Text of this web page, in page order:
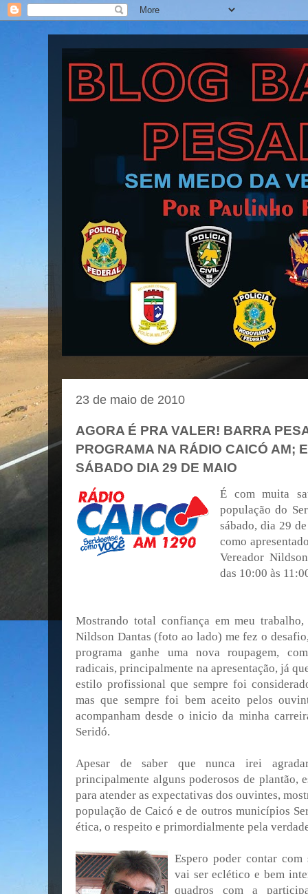
Blog Barra Pesada
23 de maio de 2010
AGORA É PRA VALER! BARRA
PROGRAMA NA RÁDIO CAICÓ AM;
SÁBADO DIA 29 DE MAIO
É com muita
população do
sábado, dia 29
como
Vereador
das 10:00 às
Mostrando total confiança em meu
Nildson Dantas (foto ao lado) me fez o
programa ganhe uma nova roupagem,
radicais, principalmente na apresentação, já
estilo profissional que sempre foi
mas que sempre foi bem aceito pelos
acompanham desde o inicio da minha
Seridó.
Apesar de saber que nunca irei
principalmente alguns poderosos de plantão,
para atender as expectativas dos ouvintes,
população de Caicó e de outros municípios
ética, o respeito e primordialmente pela
Espero poder contar
vai ser eclético e bem
quadros com a